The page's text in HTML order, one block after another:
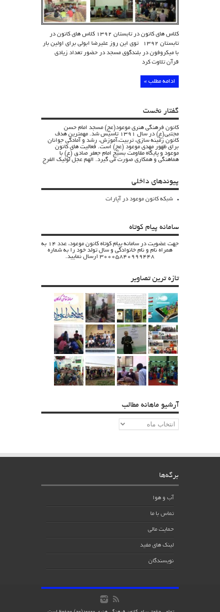
کلاس های کانون در تابستان ۱۳۹۲ کلاس های کانون در
تابستان ۱۳۹۲ توی این روز علیرضا ابولی برای اولین بار
با میکروفون در بلندگوی مسجد در حضور تعداد زیادی
قرآن تلاوت کرد
ادامه مطلب »
گفتار نخست
کانون فرهنگی هنری موعود(عج) مسجد امام حسن
مجتبی(ع) در سال 1391 تاسیس شد. مهمترین هدف
کانون زمینه سازی، تربیت،آموزش، رشد و آمادگی جوانان
برای ظهور مهدی موعود (عج) است. فعالیت های کانون
موعود و پایگاه مقاومت بسیج امام جعفر صادق (ع) با
هماهنگی و همکاری صورت می گیرد. الهم عجل لولیک الفرج
پیوندهای داخلی
شبکه کانون موعود در آپارات
سامانه پیام کوتاه
جهت عضویت در سامانه پیام کوتاه کانون موعود، عدد 14 به
همراه نام و نام خانوادگی و سال تولد خود را به شماره
30005840999448 ارسال نمایید.
تازه ترین تصاویر
آرشیو ماهانه مطالب
آرشیو
ماهانه
برگه‌ها
آب و هوا
تماس با ما
حمایت مالی
لینک های مفید
نویسندگان